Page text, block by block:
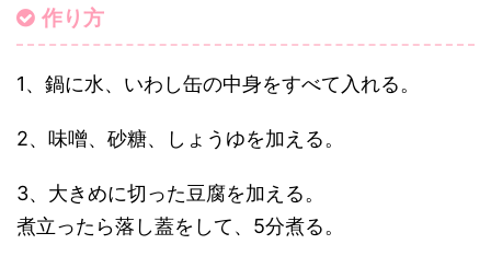
作り方
1、鍋に水、いわし缶の中身をすべて入れる。
2、味噌、砂糖、しょうゆを加える。
3、大きめに切った豆腐を加える。
煮立ったら落し蓋をして、5分煮る。